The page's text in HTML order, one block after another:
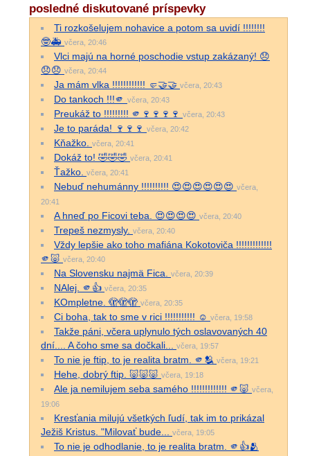
posledné diskutované príspevky
Ti rozkošelujem nohavice a potom sa uvidí !!!!!!!!
🤓🚑 včera, 20:46
Vlci majú na horné poschodie vstup zakázaný! 😞
😞😞 včera, 20:44
Ja mám vlka !!!!!!!!!!!! 🤛🤝🤝 včera, 20:43
Do tankoch !!!🫵 včera, 20:43
Preukáž to !!!!!!!!! 🫵🍷🍷🍷🍷 včera, 20:43
Je to paráda! 🍷🍷🍷 včera, 20:42
Kňažko. včera, 20:41
Dokáž to! 🤣🤣🤣 včera, 20:41
Ťažko. včera, 20:41
Nebuď nehumánny !!!!!!!!!! 😍😍😍😍😍😍 včera,
20:41
A hneď po Ficovi teba. 😍😍😍😍 včera, 20:40
Trepeš nezmysly. včera, 20:40
Vždy lepšie ako toho mafiána Kokotoviča !!!!!!!!!!!!!
🫵🐷 včera, 20:40
Na Slovensku najmä Fica. včera, 20:39
NAlej. 🫵👍 včera, 20:35
KOmpletne. 🫣🫣🫣 včera, 20:35
Ci boha, tak to sme v rici !!!!!!!!!!! ☺️ včera, 19:58
Takže páni, včera uplynulo tých oslavovaných 40
dní.... A čoho sme sa dočkali...
včera, 19:57
To nie je ftip, to je realita bratm. 🫵🫂 včera, 19:21
Hehe, dobrý ftip. 🐷🐷🐷 včera, 19:18
Ale ja nemilujem seba samého !!!!!!!!!!!!! 🫵🐷 včera,
19:06
Kresťania milujú všetkých ľudí, tak im to prikázal
Ježiš Kristus. "Milovať bude...
včera, 19:05
To nie je odhodlanie, to je realita bratm. 🫵👍🫂